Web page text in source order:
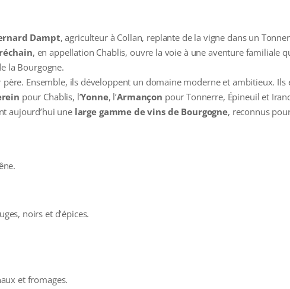
Dampt, agriculteur à Collan, replante de la vigne dans un
, en appellation Chablis, ouvre la voie à une aventure familiale
la Bourgogne.
Ensemble, ils développent un domaine moderne et ambitieux. Ils
pour Chablis, l’Yonne, l’Armançon pour Tonnerre, Épineuil et
aujourd’hui une large gamme de vins de Bourgogne, reconnus
noirs et d’épices.
et fromages.